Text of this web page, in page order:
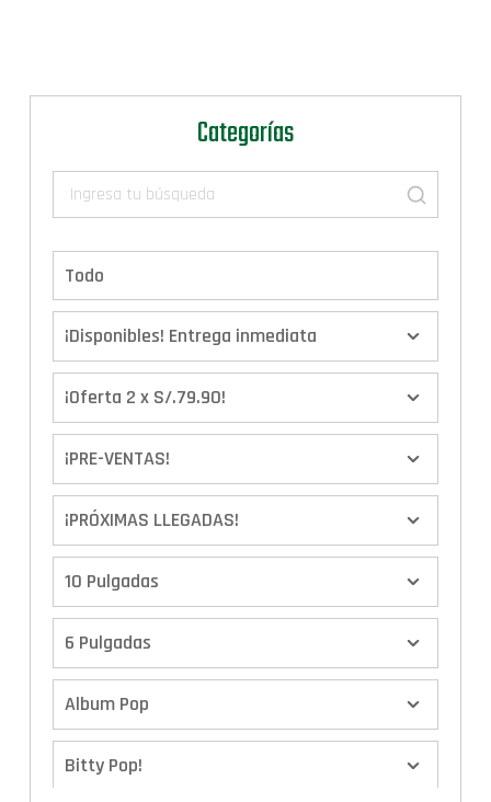
Categorías
Todo
¡Disponibles! Entrega inmediata
¡Oferta 2 x S/.79.90!
¡PRE-VENTAS!
¡PRÓXIMAS LLEGADAS!
10 Pulgadas
6 Pulgadas
Album Pop
Bitty Pop!